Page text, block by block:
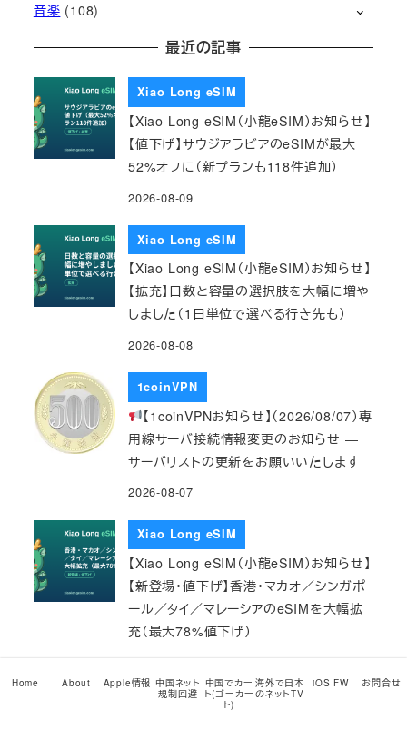
音楽 (108)
最近の記事
Xiao Long eSIM
【Xiao Long eSIM（小龍eSIM）お知らせ】
【値下げ】サウジアラビアのeSIMが最大
52%オフに（新プランも118件追加）
2026-08-09
Xiao Long eSIM
【Xiao Long eSIM（小龍eSIM）お知らせ】
【拡充】日数と容量の選択肢を大幅に増や
しました（1日単位で選べる行き先も）
2026-08-08
1coinVPN
【1coinVPNお知らせ】（2026/08/07）専
用線サーバ接続情報変更のお知らせ ―
サーバリストの更新をお願いいたします
2026-08-07
Xiao Long eSIM
【Xiao Long eSIM（小龍eSIM）お知らせ】
【新登場・値下げ】香港・マカオ／シンガポ
ール／タイ／マレーシアのeSIMを大幅拡
充（最大78%値下げ）
Xiao Long eSIM
Home About Apple情報 中国ネット
規制回避
中国でカー
ト(ゴーカー
ト)
海外で日本
のネットTV
iOS FW お問合せ